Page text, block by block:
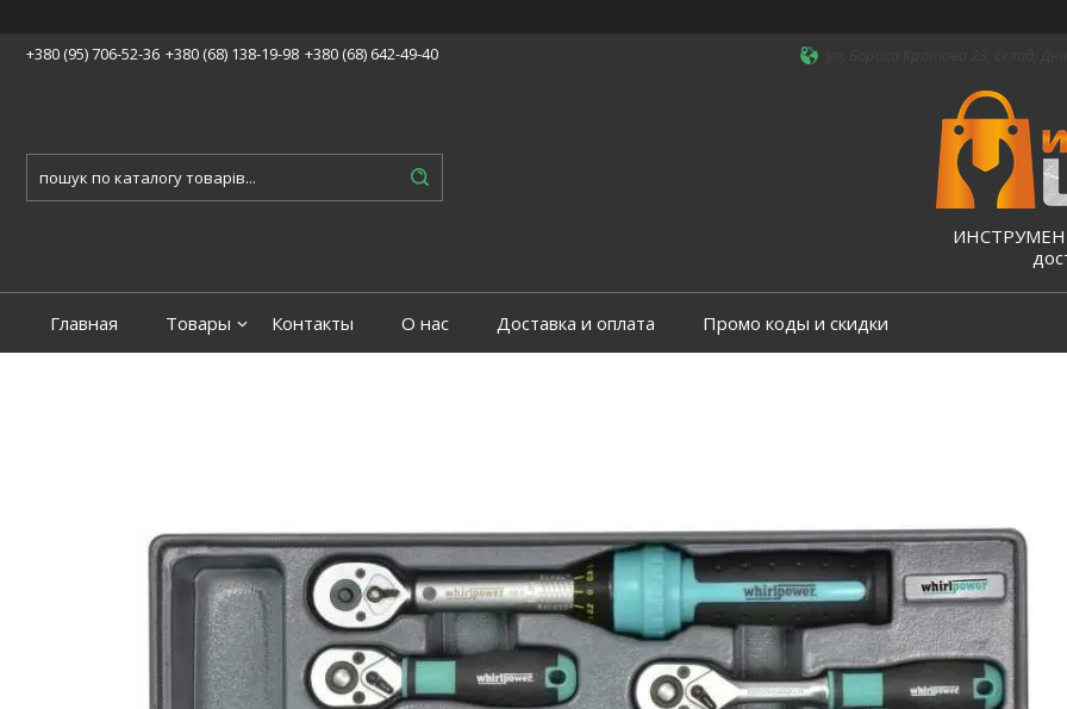
+380 (95) 706-52-36 +380 (68) 138-19-98 +380 (68) 642-49-40
Главная Товары Контакты О нас Доставка и оплата Промо коды и скидки